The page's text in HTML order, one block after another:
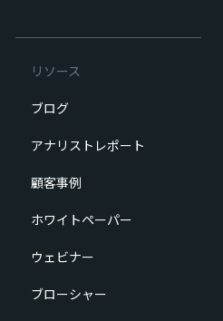
リソース
ブログ
アナリストレポート
顧客事例
ホワイトペーパー
ウェビナー
ブローシャー